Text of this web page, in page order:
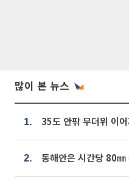
많이 본 뉴스
1.
2.